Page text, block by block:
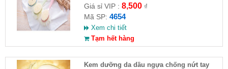
Giá sỉ VIP : 8,500₫
Mã SP: 4654
Xem chi tiết
Tạm hết hàng
Kem dưỡng da dầu ngựa chống nứt tay